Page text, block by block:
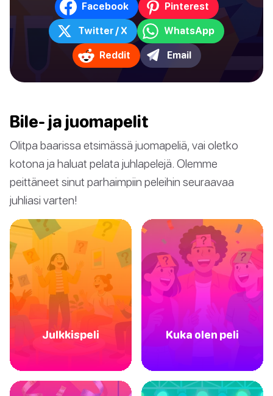
Facebook Pinterest
Twitter / X WhatsApp
Reddit Email
Bile- ja juomapelit
Olitpa baarissa etsimässä juomapeliä, vai oletko
kotona ja haluat pelata juhlapelejä. Olemme
peittäneet sinut parhaimpiin peleihin seuraavaa
juhliasi varten!
Julkkispeli Kuka olen peli